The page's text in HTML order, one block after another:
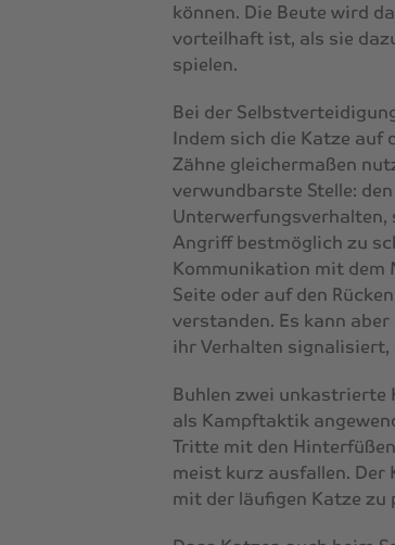
können. Die Beute wird
vorteilhaft ist, als sie
spielen.
Bei der
Indem sich die Katze auf
Zähne gleichermaßen
verwundbarste Stelle:
Unterwerfungsverhalten,
Angriff bestmöglich zu
Kommunikation mit dem
Seite oder auf den
verstanden. Es kann
ihr Verhalten
Buhlen zwei unkastrierte
als Kampftaktik
Tritte mit den
meist kurz ausfallen. Der
mit der läufigen Katze zu